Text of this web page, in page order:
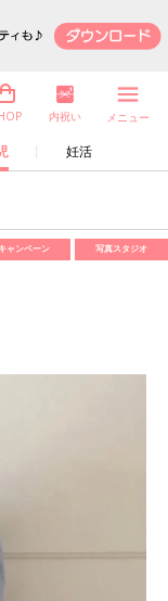
妊活
内祝い メニュー
キャンペーン 写真スタジオ